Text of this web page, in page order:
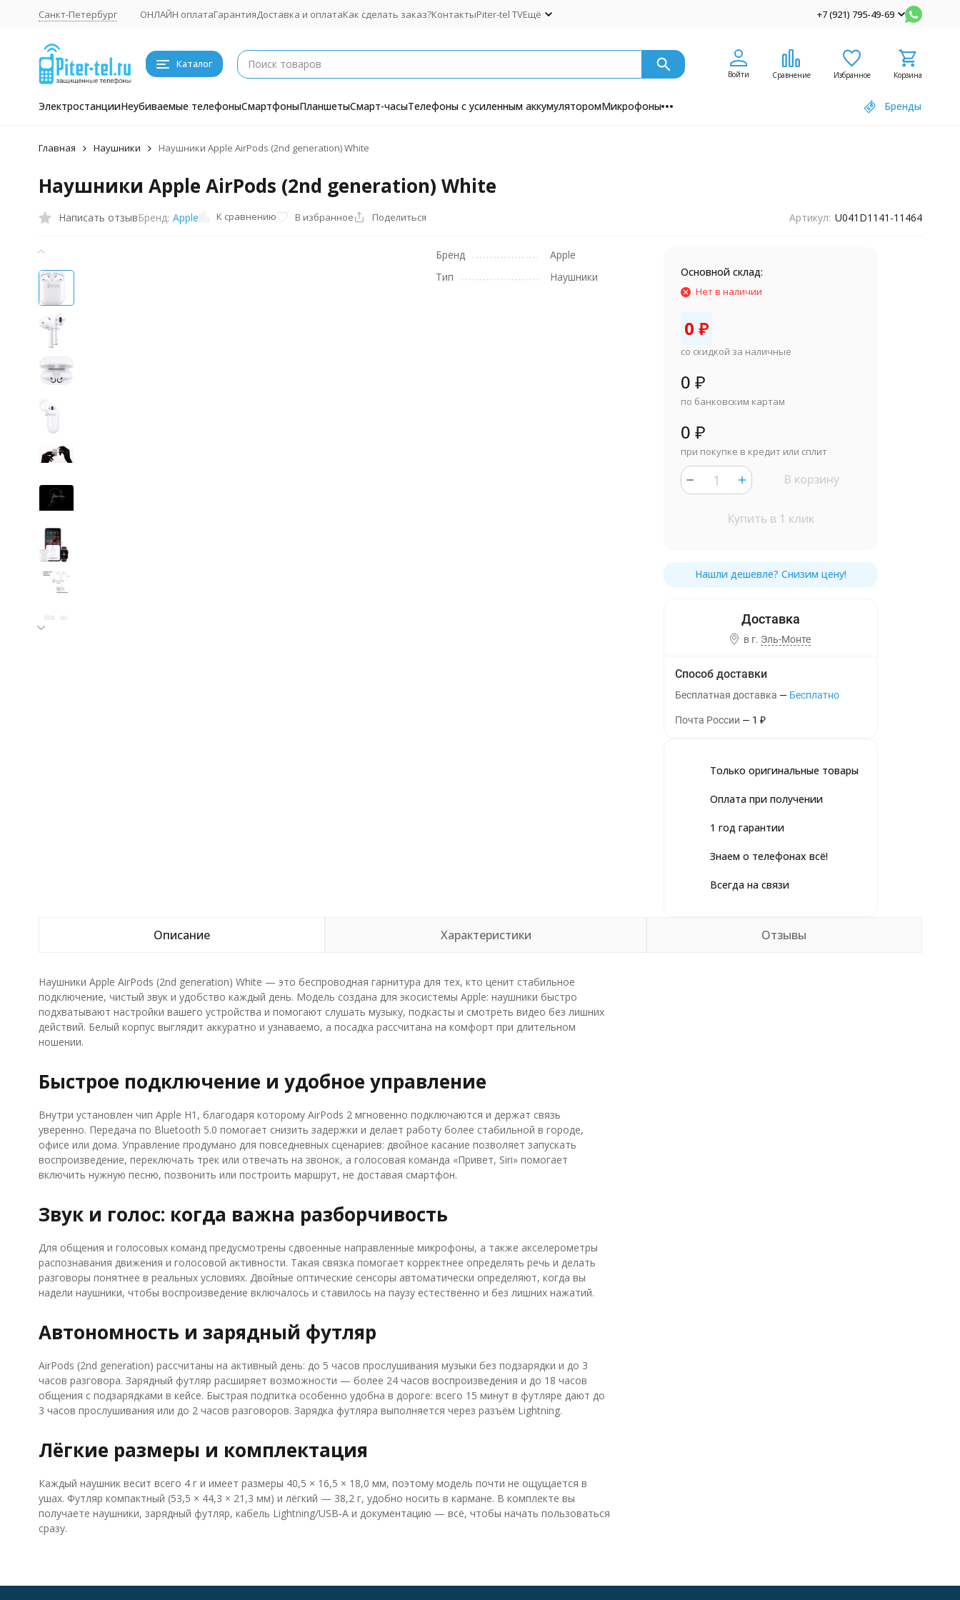
Санкт-Петербург ОНЛАЙН оплатаГарантияДоставка и оплатаКак сделать заказ?КонтактыPiter-tel TVЕщё +7 (921) 795-49-69
Каталог
Войти Сравнение Избранное Корзина
ЭлектростанцииНеубиваемые телефоныСмартфоныПланшетыСмарт-часыТелефоны с усиленным аккумуляторомМикрофоны Бренды
Главная Наушники Наушники Apple AirPods (2nd generation) White
Наушники Apple AirPods (2nd generation) White
Написать отзывБренд: Apple К сравнению В избранное Поделиться Артикул: U041D1141-11464
Бренд
Apple
Тип
Наушники Основной склад:
Нет в наличии
0 ₽
со скидкой за наличные
0 ₽
по банковским картам
0 ₽
при покупке в кредит или сплит
В корзину
Купить в 1 клик
в г. Эль-Монте
Способ доставки
Бесплатная доставка Бесплатно
Почта России 1 ₽
Только оригинальные товары
Оплата при получении
1 год гарантии
Знаем о телефонах всё!
Всегда на связи
Описание Характеристики Отзывы
Наушники Apple AirPods (2nd generation) White — это беспроводная гарнитура для тех, кто ценит стабильное
подключение, чистый звук и удобство каждый день. Модель создана для экосистемы Apple: наушники быстро
подхватывают настройки вашего устройства и помогают слушать музыку, подкасты и смотреть видео без лишних
действий. Белый корпус выглядит аккуратно и узнаваемо, а посадка рассчитана на комфорт при длительном
ношении.
Быстрое подключение и удобное управление
Внутри установлен чип Apple H1, благодаря которому AirPods 2 мгновенно подключаются и держат связь
уверенно. Передача по Bluetooth 5.0 помогает снизить задержки и делает работу более стабильной в городе,
офисе или дома. Управление продумано для повседневных сценариев: двойное касание позволяет запускать
воспроизведение, переключать трек или отвечать на звонок, а голосовая команда «Привет, Siri» помогает
включить нужную песню, позвонить или построить маршрут, не доставая смартфон.
Звук и голос: когда важна разборчивость
Для общения и голосовых команд предусмотрены сдвоенные направленные микрофоны, а также акселерометры
распознавания движения и голосовой активности. Такая связка помогает корректнее определять речь и делать
разговоры понятнее в реальных условиях. Двойные оптические сенсоры автоматически определяют, когда вы
надели наушники, чтобы воспроизведение включалось и ставилось на паузу естественно и без лишних нажатий.
Автономность и зарядный футляр
AirPods (2nd generation) рассчитаны на активный день: до 5 часов прослушивания музыки без подзарядки и до 3
часов разговора. Зарядный футляр расширяет возможности — более 24 часов воспроизведения и до 18 часов
общения с подзарядками в кейсе. Быстрая подпитка особенно удобна в дороге: всего 15 минут в футляре дают до
3 часов прослушивания или до 2 часов разговоров. Зарядка футляра выполняется через разъём Lightning.
Лёгкие размеры и комплектация
Каждый наушник весит всего 4 г и имеет размеры 40,5 × 16,5 × 18,0 мм, поэтому модель почти не ощущается в
ушах. Футляр компактный (53,5 × 44,3 × 21,3 мм) и лёгкий — 38,2 г, удобно носить в кармане. В комплекте вы
получаете наушники, зарядный футляр, кабель Lightning/USB‑A и документацию — всё, чтобы начать пользоваться
сразу.